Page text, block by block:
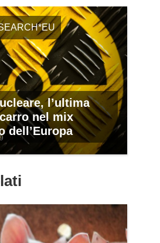
l’ultima
nel mix
dell’Europa